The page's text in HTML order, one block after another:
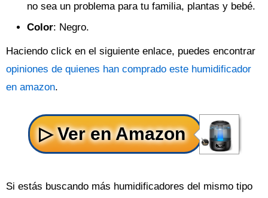
no sea un problema para tu familia, plantas y bebé.
Color: Negro.
Haciendo click en el siguiente enlace, puedes encontrar
opiniones de quienes han comprado este humidificador
en amazon.
Si estás buscando más humidificadores del mismo tipo